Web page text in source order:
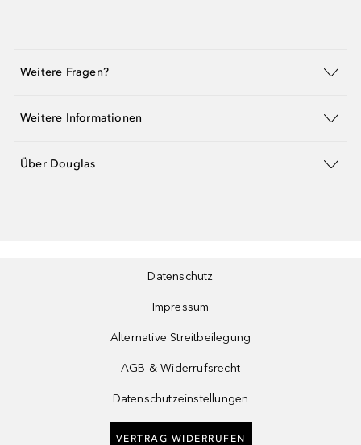
Weitere Fragen?
Weitere Informationen
Über Douglas
Datenschutz
Impressum
Alternative Streitbeilegung
AGB & Widerrufsrecht
Datenschutzeinstellungen
VERTRAG WIDERRUFEN